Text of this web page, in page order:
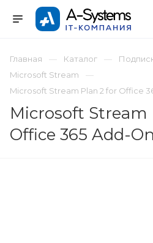
Главная Каталог
Microsoft Stream
Microsoft Stream Plan 2 for Office
Microsoft Stream
Office 365 Add-On